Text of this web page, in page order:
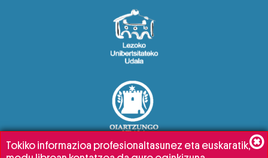
Tokiko informazioa profesionaltasunez eta euskaratik,